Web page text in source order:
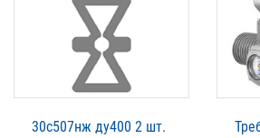
30с507нж ду400 2 шт.